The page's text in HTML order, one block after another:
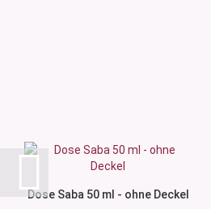
Dose Saba 50 ml - ohne Deckel